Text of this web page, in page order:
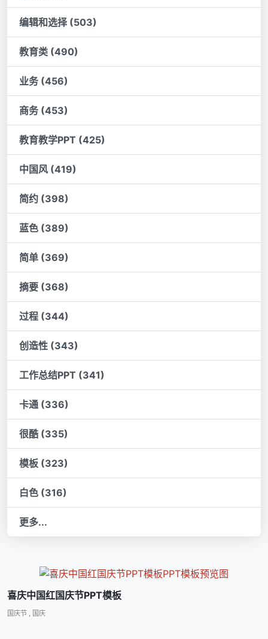
编辑和选择 (503)
教育类 (490)
业务 (456)
商务 (453)
教育教学PPT (425)
中国风 (419)
简约 (398)
蓝色 (389)
简单 (369)
摘要 (368)
过程 (344)
创造性 (343)
工作总结PPT (341)
卡通 (336)
很酷 (335)
模板 (323)
白色 (316)
更多...
喜庆中国红国庆节PPT模板
国庆节 , 国庆